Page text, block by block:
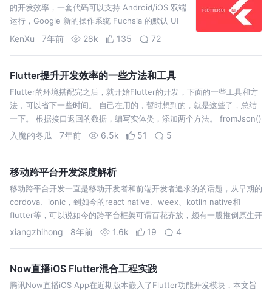
的开发效率，一套代码可以支持 Android/iOS 双端
运行，Google 新的操作系统 Fuchsia 的默认 UI
Toolkit 等等，都吸引了开发者社区大量的关注。
KenXu 7年前 28k 135 72
Flutter提升开发效率的一些方法和工具
Flutter的环境搭配完之后，就开始Flutter的开发，下面的一些工具和方
法，可以省下一些时间。 自己在用的，暂时想到的，就是这些了，总结
一下。 根据接口返回的数据，编写实体类，添加两个方法。 fromJson()
方法是可以聪一个Map中构造出一个User的实例，toJso…
入魔的冬瓜 7年前 6.5k 51 5
移动跨平台开发深度解析
移动跨平台开发一直是移动开发者和前端开发者追求的的话题，从早期的
cordova、ionic，到如今的react native、weex、kotlin native和
flutter等，可以说如今的跨平台框架可谓百花齐放，颇有一股推倒原生开
发者的势头。 JavaScript流派：这…
xiangzhihong 8年前 1.6k 19 4
Now直播iOS Flutter混合工程实践
腾讯Now直播iOS App在近期版本嵌入了Flutter功能开发模块，本文旨